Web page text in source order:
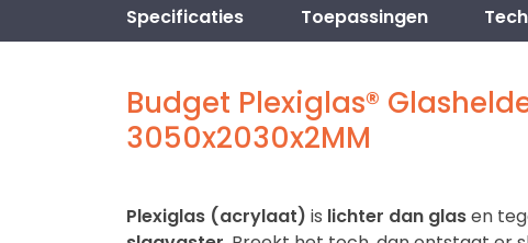
Specificaties Toepassingen
Budget Plexiglas®
3050x2030x2MM
Plexiglas (acrylaat) is lichter dan glasen